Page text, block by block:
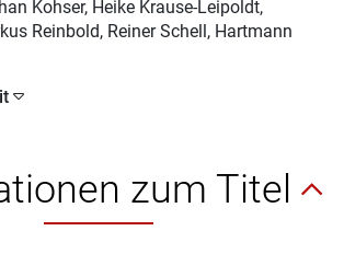
Kohser, Heike Krause-Leipoldt,
Reinbold, Reiner Schell, Hartmann
zum Titel